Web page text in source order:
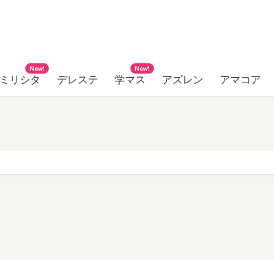
ミリシタ
New!
デレステ 学マス
New!
アズレン アマコア